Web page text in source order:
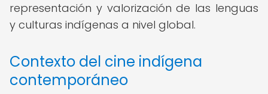
representación y valorización de las lenguas
y culturas indígenas a nivel global.
Contexto del cine indígena
contemporáneo